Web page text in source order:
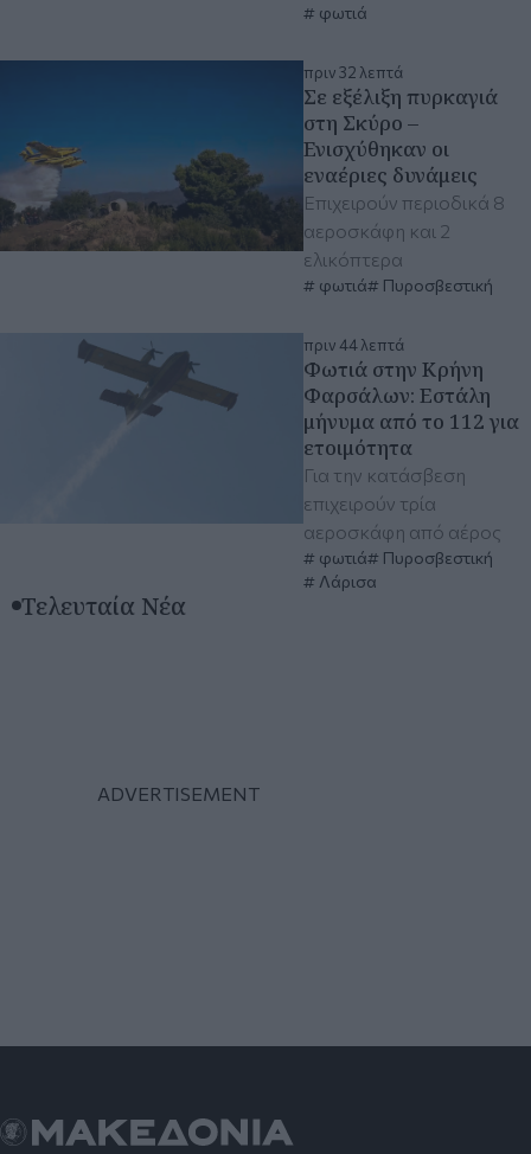
φωτιά
πριν 32 λεπτά
Σε εξέλιξη πυρκαγιά
στη Σκύρο –
Ενισχύθηκαν οι
εναέριες δυνάμεις
Επιχειρούν περιοδικά 8
αεροσκάφη και 2
ελικόπτερα
φωτιά Πυροσβεστική
πριν 44 λεπτά
Φωτιά στην Κρήνη
Φαρσάλων: Εστάλη
μήνυμα από το 112 για
ετοιμότητα
Για την κατάσβεση
επιχειρούν τρία
αεροσκάφη από αέρος
φωτιά
Πυροσβεστική
Λάρισα
Τελευταία Νέα